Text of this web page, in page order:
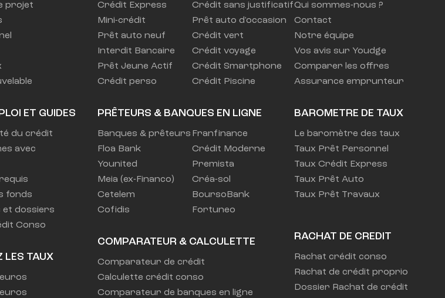
projet
ET GUIDES
du crédit
avec
fonds
dossiers
Conso
LES TAUX
Crédit Express
Mini-crédit
Prêt auto neuf
Interdit Bancaire
Prêt Jeune Actif
Crédit perso
Crédit sans justificatif
Prêt auto d'occasion
Crédit vert
Crédit voyage
Crédit Smartphone
Crédit Piscine
PRÊTEURS & BANQUES EN LIGNE
Banques & prêteurs
Floa Bank
Younited
Meia (ex-Financo)
Cetelem
Cofidis
Franfinance
Crédit Moderne
Premista
Créa-sol
BoursoBank
Fortuneo
COMPARATEUR & CALCULETTE
Comparateur de crédit
Calculette crédit conso
Comparateur de banques en ligne
Qui sommes-nous ?
Contact
Notre équipe
Vos avis sur Youdge
Comparer les offres
Assurance emprunteur
BAROMETRE DE TAUX
Le baromètre des taux
Taux Prêt Personnel
Taux Crédit Express
Taux Prêt Auto
Taux Prêt Travaux
RACHAT DE CREDIT
Rachat crédit conso
Rachat de crédit proprio
Dossier Rachat de crédit